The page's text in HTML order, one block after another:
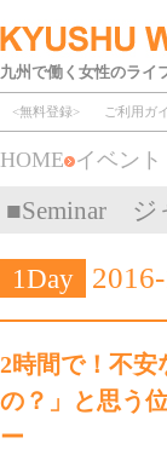
九州で働く女性のライ
<無料登録> ご利用ガ
HOME イベン
■Seminar
1Day
2時間で！不
の？」と思う
ー